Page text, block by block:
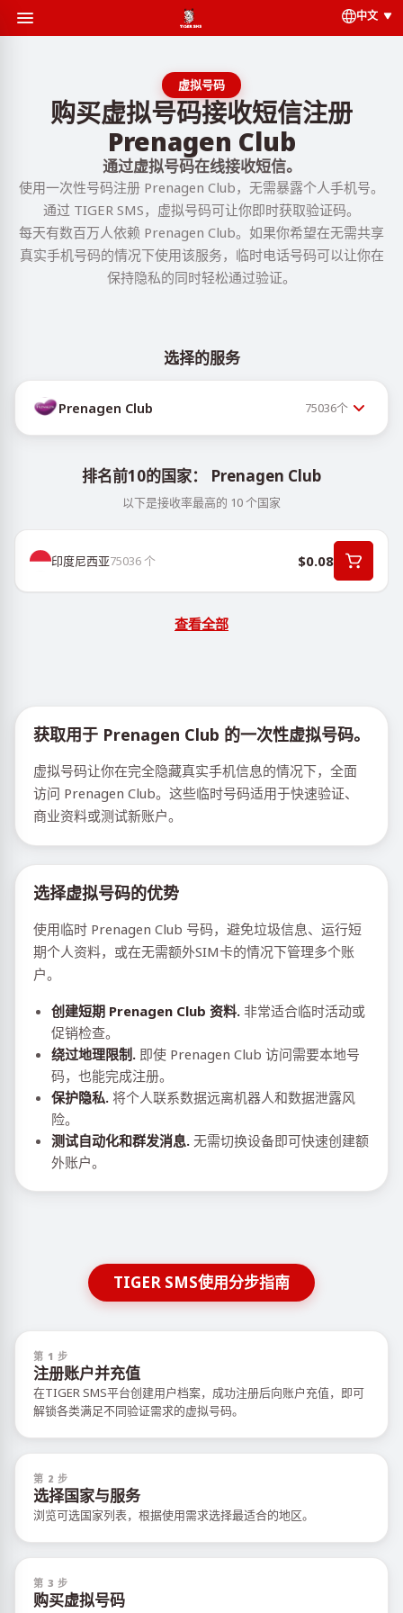
中文
虚拟号码
购买虚拟号码接收短信注册
Prenagen Club
通过虚拟号码在线接收短信。
使用一次性号码注册 Prenagen Club，无需暴露个人手机号。
通过 TIGER SMS，虚拟号码可让你即时获取验证码。
每天有数百万人依赖 Prenagen Club。如果你希望在无需共享
真实手机号码的情况下使用该服务，临时电话号码可以让你在
保持隐私的同时轻松通过验证。
选择的服务
Prenagen Club 75036个
排名前10的国家： Prenagen Club
以下是接收率最高的 10 个国家
印度尼西亚75036个 $0.08
查看全部
获取用于 Prenagen Club 的一次性虚拟号码。
虚拟号码让你在完全隐藏真实手机信息的情况下，全面
访问 Prenagen Club。这些临时号码适用于快速验证、
商业资料或测试新账户。
选择虚拟号码的优势
使用临时 Prenagen Club 号码，避免垃圾信息、运行短
期个人资料，或在无需额外SIM卡的情况下管理多个账
户。
创建短期 Prenagen Club 资料. 非常适合临时活动或
促销检查。
绕过地理限制. 即使 Prenagen Club 访问需要本地号
码，也能完成注册。
保护隐私. 将个人联系数据远离机器人和数据泄露风
险。
测试自动化和群发消息. 无需切换设备即可快速创建额
外账户。
TIGER SMS使用分步指南
第 1 步
注册账户并充值
在TIGER SMS平台创建用户档案，成功注册后向账户充值，即可
解锁各类满足不同验证需求的虚拟号码。
第 2 步
选择国家与服务
浏览可选国家列表，根据使用需求选择最适合的地区。
第 3 步
购买虚拟号码